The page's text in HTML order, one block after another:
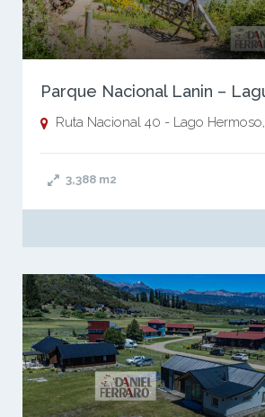
Ruta Nacional 40 - Lago Hermoso,
3,388 m2